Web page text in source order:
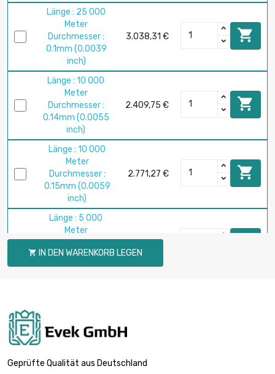
Länge : 25 000
Meter
Durchmesser :
0.1mm (0.0039
inch)
3.038,31 € 
Länge : 10 000
Meter
Durchmesser :
0.14mm (0.0055
inch)
2.409,75 € 
Länge : 10 000
Meter
Durchmesser :
0.15mm (0.0059
inch)
2.771,27 € 
Länge : 5 000
Meter
Durchmesser :
0.2mm (≈1/64
inch)
2.497,45 €
0.25mm (0.0098
inch)
Meter
 IN DEN WARENKORB LEGEN
Geprüfte Qualität aus Deutschland